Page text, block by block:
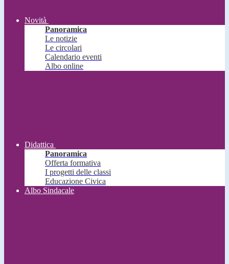
Novità
Panoramica
Le notizie
Le circolari
Calendario eventi
Albo online
Didattica
Panoramica
Offerta formativa
I progetti delle classi
Educazione Civica
Albo Sindacale